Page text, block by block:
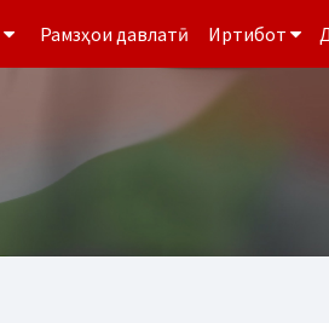
Рамзҳои давлатӣ Иртибот